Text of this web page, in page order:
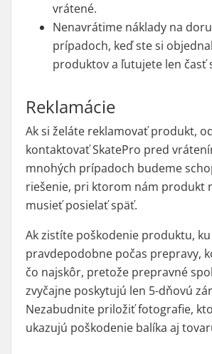
vrátené.
Nenavrátime náklady na
prípadoch, keď ste si
produktov a ľutujete len časť
Reklamácie
Ak si želáte reklamovať produkt,
kontaktovať SkatePro pred
mnohých prípadoch budeme
riešenie, pri ktorom nám produkt
musieť posielať späť.
Ak zistíte poškodenie produktu,
pravdepodobne počas prepravy,
čo najskôr, pretože prepravné
zvyčajne poskytujú len 5-dňovú
Nezabudnite priložiť fotografie,
ukazujú poškodenie balíka aj